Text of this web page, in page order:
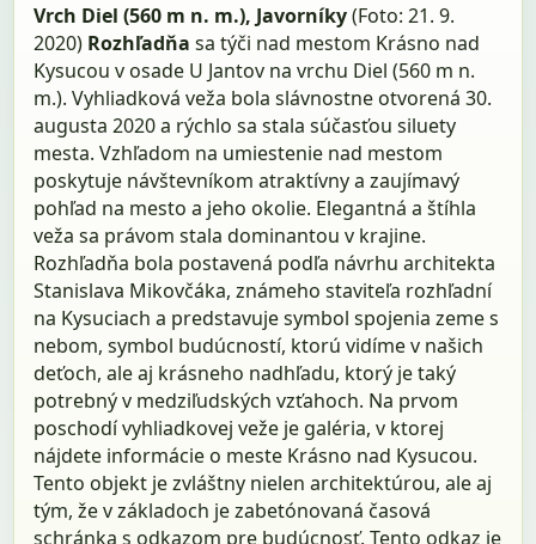
Vrch Diel (560 m n. m.), Javorníky(Foto: 21. 9.
2020) Rozhľadňa sa týči nad mestom Krásno nad
Kysucou v osade U Jantov na vrchu Diel (560 m n.
m.). Vyhliadková veža bola slávnostne otvorená 30.
augusta 2020 a rýchlo sa stala súčasťou siluety
mesta. Vzhľadom na umiestenie nad mestom
poskytuje návštevníkom atraktívny a zaujímavý
pohľad na mesto a jeho okolie. Elegantná a štíhla
veža sa právom stala dominantou v krajine.
Rozhľadňa bola postavená podľa návrhu architekta
Stanislava Mikovčáka, známeho staviteľa rozhľadní
na Kysuciach a predstavuje symbol spojenia zeme s
nebom, symbol budúcností, ktorú vidíme v našich
deťoch, ale aj krásneho nadhľadu, ktorý je taký
potrebný v medziľudských vzťahoch. Na prvom
poschodí vyhliadkovej veže je galéria, v ktorej
nájdete informácie o meste Krásno nad Kysucou.
Tento objekt je zvláštny nielen architektúrou, ale aj
tým, že v základoch je zabetónovaná časová
schránka s odkazom pre budúcnosť. Tento odkaz je